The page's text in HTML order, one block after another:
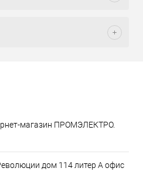
магазин ПРОМЭЛЕКТРО.
дом 114 литер А офис